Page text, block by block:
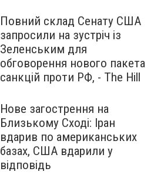
Повний склад Сенату США
запросили на зустріч із
Зеленським для
обговорення нового пакета
санкцій проти РФ, - The Hill
Нове загострення на
Близькому Сході: Іран
вдарив по американських
базах, США вдарили у
відповідь